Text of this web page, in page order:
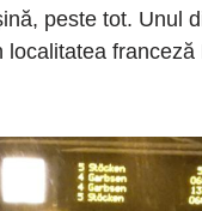
peste tot. Unul
localitatea franceză